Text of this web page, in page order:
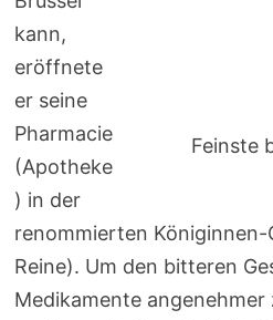
Feinste
kann,
eröffnete
er seine
Pharmacie
(Apotheke
) in der
renommierten Königinnen-
Reine). Um den bitteren
Medikamente